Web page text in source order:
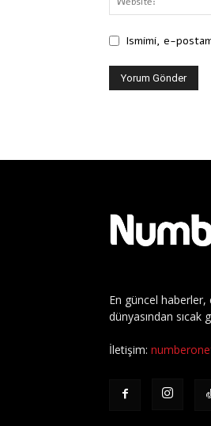
Ismimi, e-
En güncel
dünyasından sıcak
İletişim: